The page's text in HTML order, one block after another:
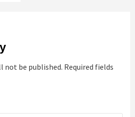
not be published. Required fields